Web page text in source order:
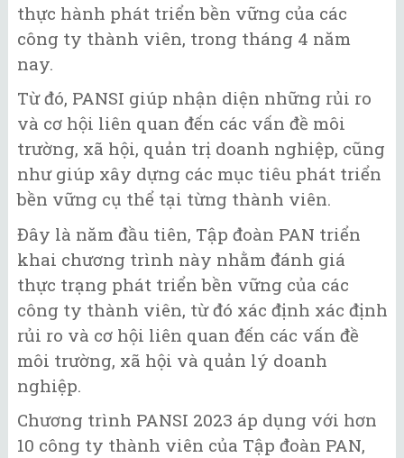
thực hành phát triển bền vững của các
công ty thành viên, trong tháng 4 năm
nay.
Từ đó, PANSI giúp nhận diện những rủi ro
và cơ hội liên quan đến các vấn đề môi
trường, xã hội, quản trị doanh nghiệp, cũng
như giúp xây dựng các mục tiêu phát triển
bền vững cụ thể tại từng thành viên.
Đây là năm đầu tiên, Tập đoàn PAN triển
khai chương trình này nhằm đánh giá
thực trạng phát triển bền vững của các
công ty thành viên, từ đó xác định xác định
rủi ro và cơ hội liên quan đến các vấn đề
môi trường, xã hội và quản lý doanh
nghiệp.
Chương trình PANSI 2023 áp dụng với hơn
10 công ty thành viên của Tập đoàn PAN,